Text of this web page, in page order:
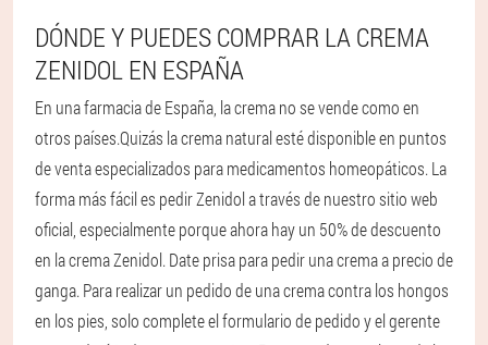
DÓNDE Y PUEDES COMPRAR LA CREMA
ZENIDOL EN ESPAÑA
En una farmacia de España, la crema no se vende como en
otros países.Quizás la crema natural esté disponible en puntos
de venta especializados para medicamentos homeopáticos. La
forma más fácil es pedir Zenidol a través de nuestro sitio web
oficial, especialmente porque ahora hay un 50% de descuento
en la crema Zenidol. Date prisa para pedir una crema a precio de
ganga. Para realizar un pedido de una crema contra los hongos
en los pies, solo complete el formulario de pedido y el gerente